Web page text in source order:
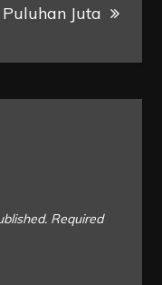
Juta
Required